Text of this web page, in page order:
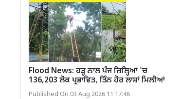
Flood News: ਹੜ੍ਹ ਨਾਲ ਪੰਜ ਜ਼ਿਲ੍ਹਿਆਂ 'ਚ
136,203 ਲੋਕ ਪ੍ਰਭਾਵਿਤ, ਤਿੰਨ ਹੋਰ ਲਾਸ਼ਾਂ ਮਿਲੀਆਂ
Published On 03 Aug 2026 11:17:48